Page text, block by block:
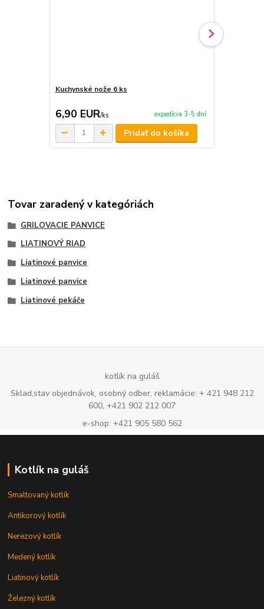
Kuchynské nože 6 ks
6,90 EUR/ks expedícia 3-5 dní
Pridať do košíka
Tovar zaradený v kategóriách
GRILOVACIE PANVICE
LIATINOVÝ RIAD
Liatinové panvice
Liatinové panvice
Liatinové pekáče
kotlík na guláš
Sklad,stav objednávok, osobný odber, reklamácie: + 421 948 212
600, +421 902 212 007
e-shop: +421 905 580 562
Kotlík na guláš
Smaltovaný kotlík
Antikorový kotlík
Nerezový kotlík
Medený kotlík
Liatinový kotlík
Železný kotlík